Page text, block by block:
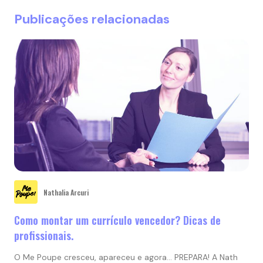
Publicações relacionadas
Nathalia Arcuri
Como montar um currículo vencedor? Dicas de
profissionais.
O Me Poupe cresceu, apareceu e agora… PREPARA! A Nath